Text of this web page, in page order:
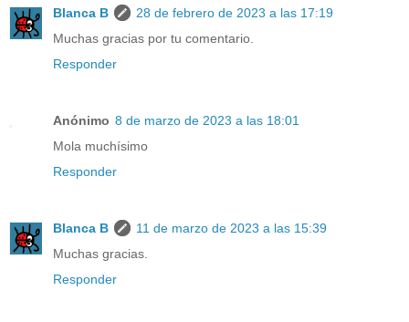
Blanca B
28 de febrero de 2023 a las 17:19
Muchas gracias por tu comentario.
Responder
Anónimo 8 de marzo de 2023 a las 18:01
Mola muchísimo
Responder
Blanca B
11 de marzo de 2023 a las 15:39
Muchas gracias.
Responder